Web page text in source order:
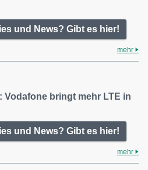
und News? Gibt es hier!
mehr
Vodafone bringt mehr LTE in
und News? Gibt es hier!
mehr